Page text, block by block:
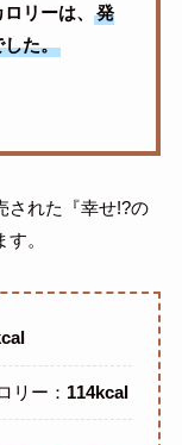
ロリーは、発
した。
された『幸せ!?の
。
リー： 114kcal